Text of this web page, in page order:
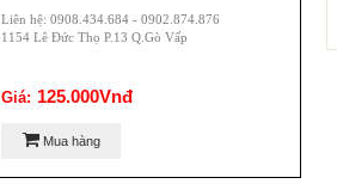
Liên hệ: 0908.434.684 - 0902.874.876
1154 Lê Đức Thọ P.13 Q.Gò Vấp
Giá: 125.000Vnđ
Mua hàng